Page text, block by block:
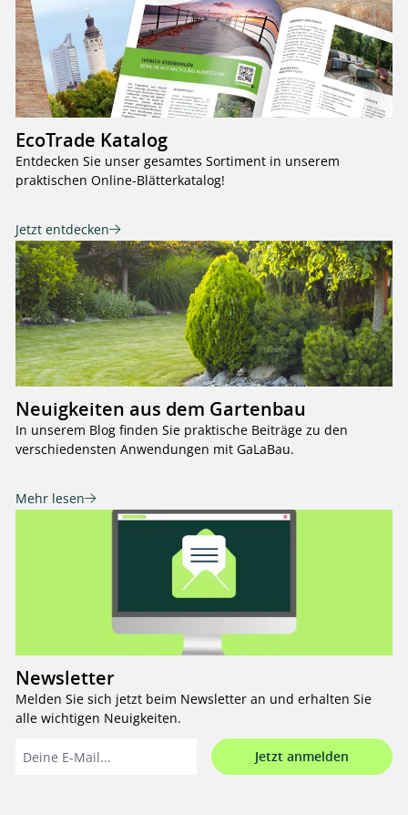
EcoTrade Katalog
Entdecken Sie unser gesamtes Sortiment in unserem
praktischen Online-Blätterkatalog!
Jetzt entdecken
Neuigkeiten aus dem Gartenbau
In unserem Blog finden Sie praktische Beiträge zu den
verschiedensten Anwendungen mit GaLaBau.
Mehr lesen
Newsletter
Melden Sie sich jetzt beim Newsletter an und erhalten Sie
alle wichtigen Neuigkeiten.
Jetzt anmelden